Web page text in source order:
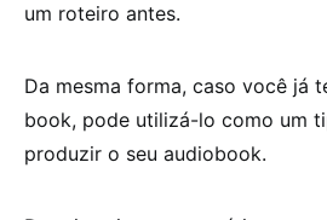
um roteiro antes.
Da mesma forma, caso você já
book, pode utilizá-lo como um
produzir o seu audiobook.